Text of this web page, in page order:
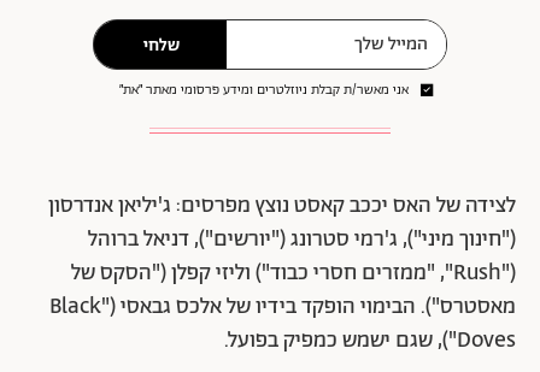
שלחי
אני מאשר/ת קבלת ניוזלטרים ומידע פרסומי מאתר ״את״
לצידה של האס יככב קאסט נוצץ מפרסים: ג'יליאן אנדרסון
("חינוך מיני"), ג'רמי סטרונג ("יורשים"), דניאל ברוהל
("Rush", "ממזרים חסרי כבוד") וליזי קפלן ("הסקס של
מאסטרס"). הבימוי הופקד בידיו של אלכס גבאסי ("Black
Doves"), שגם ישמש כמפיק בפועל.